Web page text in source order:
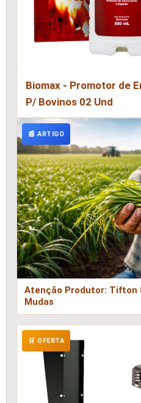
Biomax - Promotor de
P/ Bovinos 02 Und
📰 ARTIGO
Atenção Produtor: Tifton
Mudas
🛒 OFERTA